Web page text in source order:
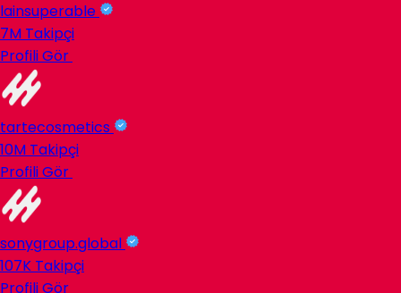
lainsuperable
7M Takipçi
Profili Gör
tartecosmetics
10M Takipçi
Profili Gör
sonygroup.global
107K Takipçi
Profili Gör